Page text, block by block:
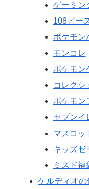
ゲーミン
108ピー
ポケモン
モンコレ
ポケモン
コレクシ
ポケモン
セブンイ
マスコッ
キッズゼ
ミスド福
ケルディオの